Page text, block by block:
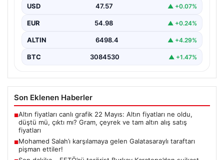
USD 47.57 ▲ +0.07%
EUR 54.98 ▲ +0.24%
ALTIN 6498.4 ▲ +4.29%
BTC 3084530 ▲ +1.47%
Son Eklenen Haberler
■Altın fiyatları canlı grafik 22 Mayıs: Altın fiyatları ne oldu,
düştü mü, çıktı mı? Gram, çeyrek ve tam altın alış satış
fiyatları
■Mohamed Salah’ı karşılamaya gelen Galatasaraylı taraftarı
pişman ettiler!